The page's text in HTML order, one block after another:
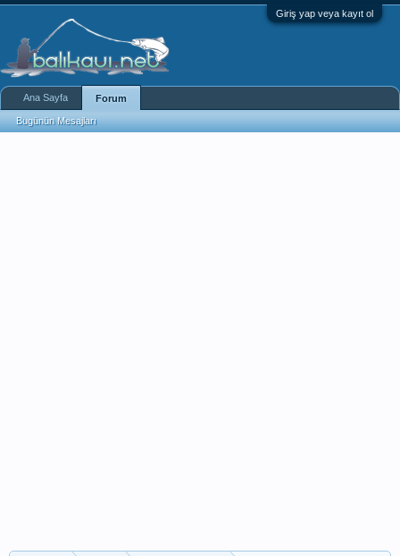
Giriş yap veya kayıt ol
Ana Sayfa Forum
Bugünün Mesajları